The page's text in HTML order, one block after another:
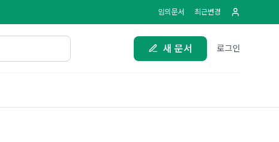
임의문서 최근변경
새 문서 로그인